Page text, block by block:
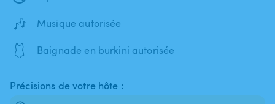
🎶 Musique autorisée
🩱 Baignade en burkini autorisée
Précisions de votre hôte :